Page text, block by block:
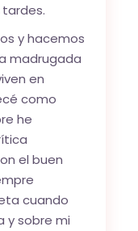
y hacemos
madrugada
en
como
he
el buen
cuando
y sobre mi